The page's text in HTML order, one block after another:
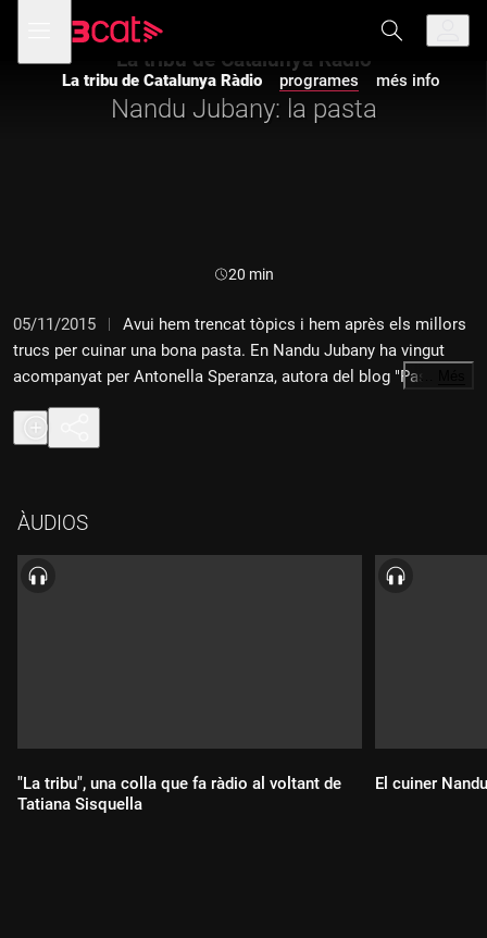
navegació
principal
menú
de
La tribu de Catalunya Ràdio programes més info
La tribu de Catalunya Ràdio
Nandu Jubany: la pasta
Durada:
20 min
05/11/2015
Avui hem trencat tòpics i hem après els millors
trucs per cuinar una bona pasta. En Nandu Jubany ha vingut
acompanyat per Antonella Speranza, autora del blog "Pasta per
als catalans".
…
ÀUDIOS
"La tribu", una colla que fa ràdio al voltant de
Tatiana Sisquella
El cuiner